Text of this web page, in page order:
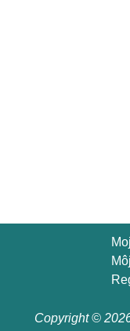
Copyright ©